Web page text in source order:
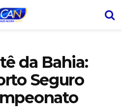
da Bahia:
Seguro